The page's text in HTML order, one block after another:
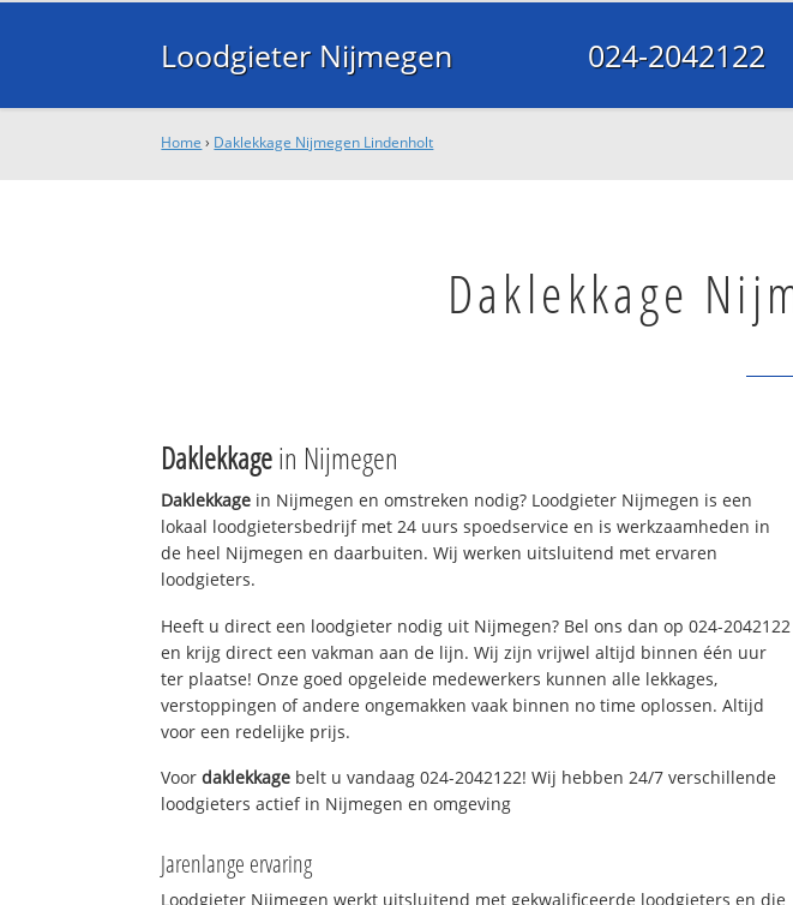
Loodgieter Nijmegen 024-2042122
Home › Daklekkage Nijmegen Lindenholt
Daklekkage
Daklekkagein Nijmegen
Daklekkage in Nijmegen en omstreken nodig? Loodgieter Nijmegen is een
lokaal loodgietersbedrijf met 24 uurs spoedservice en is werkzaamheden in
de heel Nijmegen en daarbuiten. Wij werken uitsluitend met ervaren
loodgieters.
Heeft u direct een loodgieter nodig uit Nijmegen? Bel ons dan op 024-2042122
en krijg direct een vakman aan de lijn. Wij zijn vrijwel altijd binnen één uur
ter plaatse! Onze goed opgeleide medewerkers kunnen alle lekkages,
verstoppingen of andere ongemakken vaak binnen no time oplossen. Altijd
voor een redelijke prijs.
Voordaklekkage belt u vandaag 024-2042122! Wij hebben 24/7 verschillende
loodgieters actief in Nijmegen en omgeving
Jarenlange ervaring
Loodgieter Nijmegen werkt uitsluitend met gekwalificeerde loodgieters en die